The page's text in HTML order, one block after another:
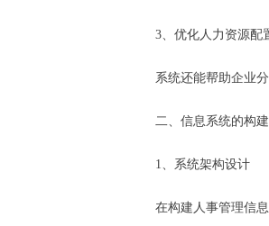
3、优化人力资源配
系统还能帮助企业
二、信息系统的构
1、系统架构设计
在构建人事管理信